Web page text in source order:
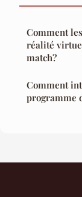
Comment
réalité
match?
Comment
programme